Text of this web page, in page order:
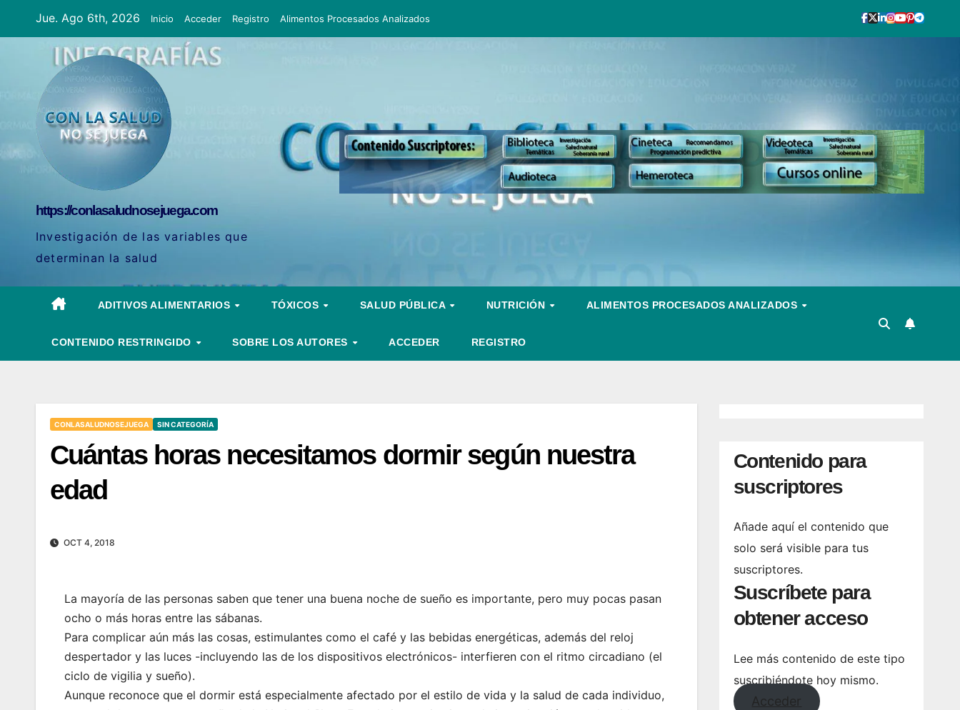
contenido
Jue. Ago 6th, 2026 Inicio Acceder Registro Alimentos Procesados Analizados
https://conlasaludnosejuega.com
Investigación de las variables que
determinan la salud
ADITIVOS ALIMENTARIOS TÓXICOS SALUD PÚBLICA NUTRICIÓN ALIMENTOS PROCESADOS ANALIZADOS
CONTENIDO RESTRINGIDO SOBRE LOS AUTORES ACCEDER REGISTRO
CONLASALUDNOSEJUEGA SIN CATEGORÍA
Cuántas horas necesitamos dormir según nuestra
edad
OCT 4, 2018
La mayoría de las personas saben que tener una buena noche de sueño es importante, pero muy pocas pasan
ocho o más horas entre las sábanas.
Para complicar aún más las cosas, estimulantes como el café y las bebidas energéticas, además del reloj
despertador y las luces -incluyendo las de los dispositivos electrónicos- interfieren con el ritmo circadiano (el
ciclo de vigilia y sueño).
Aunque reconoce que el dormir está especialmente afectado por el estilo de vida y la salud de cada individuo,
Contenido para
suscriptores
Añade aquí el contenido que
solo será visible para tus
suscriptores.
Suscríbete para
obtener acceso
Lee más contenido de este tipo
suscribiéndote hoy mismo.
Acceder